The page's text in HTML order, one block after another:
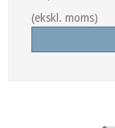
(ekskl. moms)